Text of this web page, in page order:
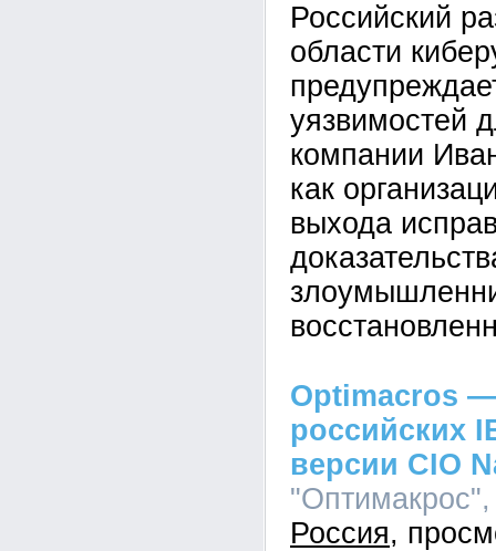
Российский
области
уязвимостей
компании
как
выхода
Optimacros —
российских
версии CIO
Россия